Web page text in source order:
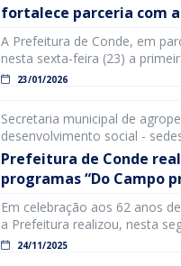
fortalece parceria com
A Prefeitura de Conde, em
nesta sexta-feira (23) a
Alimentos (PAA Estadual),
aconteceu no bairro do
23/01/2026
Secretaria municipal de
desenvolvimento social -
Prefeitura de Conde
programas “Do Campo
comemorações dos 62
Em celebração aos 62 anos
a Prefeitura realizou, nesta
Solenidade de Assinatura dos
24/11/2025